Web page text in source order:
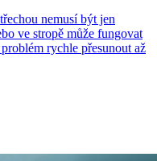
nemusí být jen
ve stropě může fungovat
rychle přesunout až